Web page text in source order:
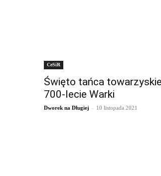
CeSiR
Święto tańca
700-lecie Warki
Dworek na Długiej - 10 listopada 2021